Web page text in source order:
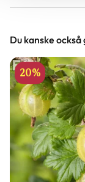
Du kanske
20%